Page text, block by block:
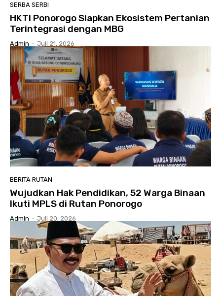
SERBA SERBI
HKTI Ponorogo Siapkan Ekosistem Pertanian
Terintegrasi dengan MBG
Admin - Juli 21, 2026
BERITA RUTAN
Wujudkan Hak Pendidikan, 52 Warga Binaan
Ikuti MPLS di Rutan Ponorogo
Admin - Juli 20, 2026